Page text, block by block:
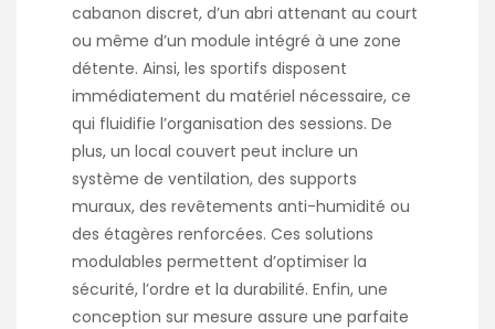
cabanon discret, d’un abri attenant au court
ou même d’un module intégré à une zone
détente. Ainsi, les sportifs disposent
immédiatement du matériel nécessaire, ce
qui fluidifie l’organisation des sessions. De
plus, un local couvert peut inclure un
système de ventilation, des supports
muraux, des revêtements anti-humidité ou
des étagères renforcées. Ces solutions
modulables permettent d’optimiser la
sécurité, l’ordre et la durabilité. Enfin, une
conception sur mesure assure une parfaite